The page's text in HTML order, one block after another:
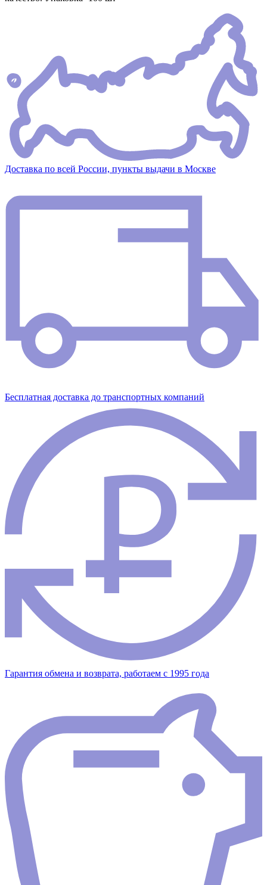
Доставка по всей России, пункты выдачи в Москве
Бесплатная доставка до транспортных компаний
Гарантия обмена и возврата, работаем с 1995 года